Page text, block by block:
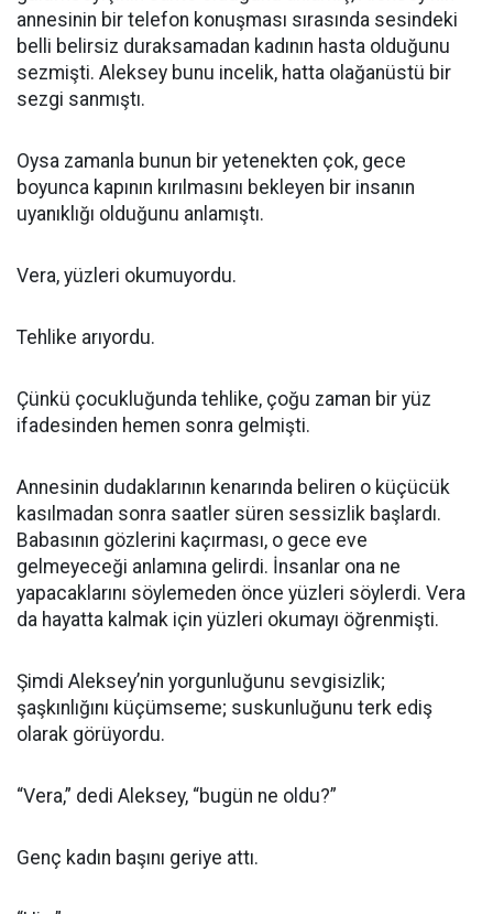
annesinin bir telefon konuşması sırasında sesindeki
belli belirsiz duraksamadan kadının hasta olduğunu
sezmişti. Aleksey bunu incelik, hatta olağanüstü bir
sezgi sanmıştı.
Oysa zamanla bunun bir yetenekten çok, gece
boyunca kapının kırılmasını bekleyen bir insanın
uyanıklığı olduğunu anlamıştı.
Vera, yüzleri okumuyordu.
Tehlike arıyordu.
Çünkü çocukluğunda tehlike, çoğu zaman bir yüz
ifadesinden hemen sonra gelmişti.
Annesinin dudaklarının kenarında beliren o küçücük
kasılmadan sonra saatler süren sessizlik başlardı.
Babasının gözlerini kaçırması, o gece eve
gelmeyeceği anlamına gelirdi. İnsanlar ona ne
yapacaklarını söylemeden önce yüzleri söylerdi. Vera
da hayatta kalmak için yüzleri okumayı öğrenmişti.
Şimdi Aleksey’nin yorgunluğunu sevgisizlik;
şaşkınlığını küçümseme; suskunluğunu terk ediş
olarak görüyordu.
“Vera,” dedi Aleksey, “bugün ne oldu?”
Genç kadın başını geriye attı.